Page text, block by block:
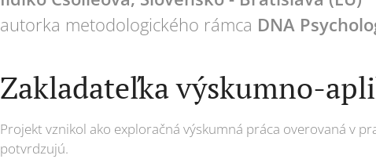
autorka metodologického rámca DNA
Zakladateľka výskumno-
Projekt vznikol ako exploračná výskumná práca overovaná v
potvrdzujú.